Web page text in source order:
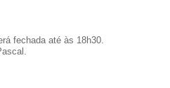
fechada até às 18h30.